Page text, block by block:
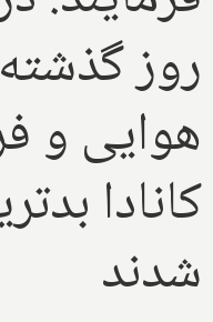
روز
هوایی و
کانادا
شدند